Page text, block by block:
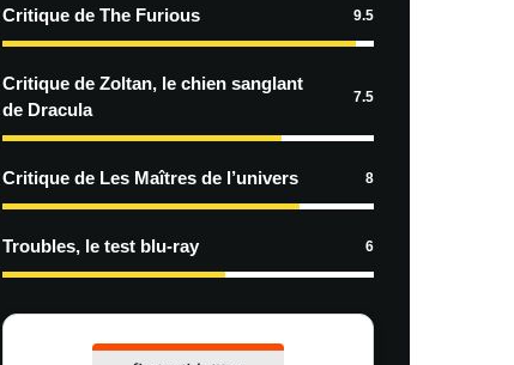
Critique de The Furious 9.5
Critique de Zoltan, le chien sanglant
de Dracula
7.5
Critique de Les Maîtres de l’univers 8
Troubles, le test blu-ray 6